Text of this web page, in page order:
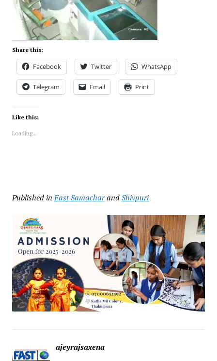
Share this:
Facebook Twitter WhatsApp
Telegram Email Print
Like this:
Loading...
Published in Fast SamacharandShivpuri
ajeyrajsaxena